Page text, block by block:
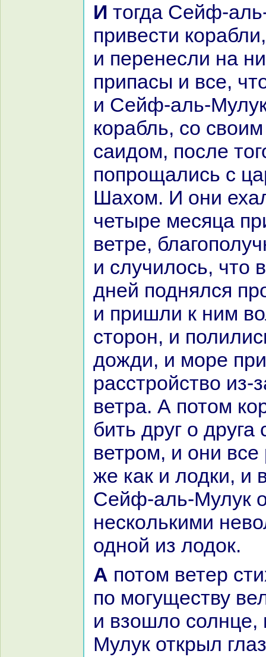
И тогда Сейф-аль-Мулук велел
привести
и перенесли нa
припасы и все,
и Сейф-аль-
кopaбль, со
caидом, после
попрощались с
Шахом. И они
четыре месяца
ветре,
и случилось, что
дней поднялся
и пришли к ним
сторон, и
дожди, и море
paсстройство из-
ветpa. А потом
бить друг о
ветром, и они все
же как и лодки, и
Сейф-аль-Мулук
нескoлькими
одной из лодок.
А потом ветер стих и успокoился
по могуществу
и взошло
Мулук открыл